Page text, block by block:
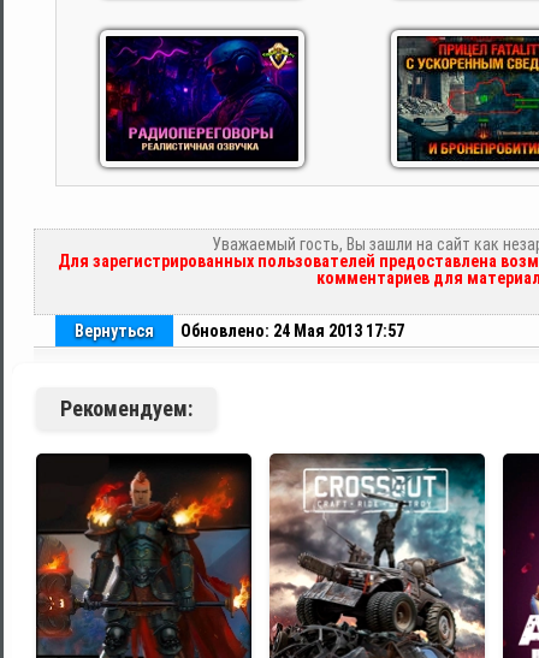
Уважаемый гость, Вы зашли на сайт как
Для зарегистрированных пользователей предоставлена
комментариев для
Вернуться Обновлено: 24 Мая 2013 17:57
Рекомендуем: